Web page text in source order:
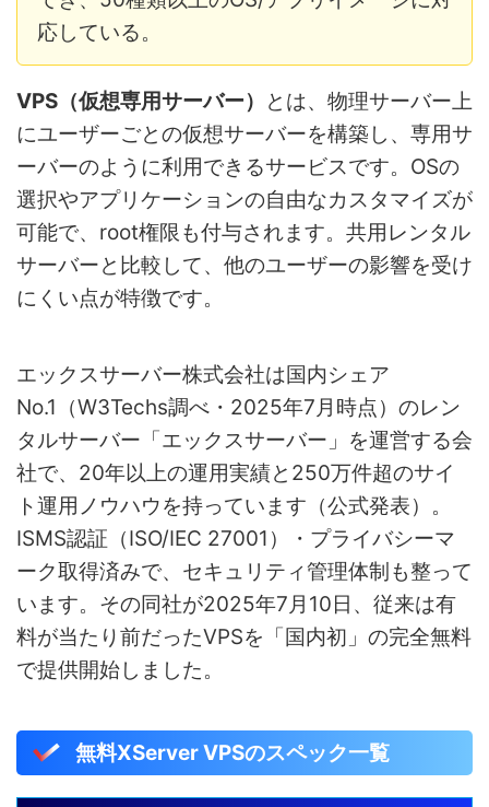
応している。
VPS（仮想専用サーバー）
とは、物理サーバー上
にユーザーごとの仮想サーバーを構築し、専用サ
ーバーのように利用できるサービスです。OSの
選択やアプリケーションの自由なカスタマイズが
可能で、root権限も付与されます。共用レンタル
サーバーと比較して、他のユーザーの影響を受け
にくい点が特徴です。
エックスサーバー株式会社は国内シェア
No.1（W3Techs調べ・2025年7月時点）のレン
タルサーバー「エックスサーバー」を運営する会
社で、20年以上の運用実績と250万件超のサイ
ト運用ノウハウを持っています（公式発表）。
ISMS認証（ISO/IEC 27001）・プライバシーマ
ーク取得済みで、セキュリティ管理体制も整って
います。その同社が2025年7月10日、従来は有
料が当たり前だったVPSを「国内初」の完全無料
で提供開始しました。
無料XServer VPSのスペック一覧